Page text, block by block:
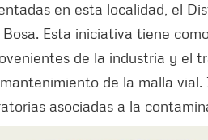
en esta localidad, el
Esta iniciativa tiene
de la industria y el
de la malla vial.
asociadas a la